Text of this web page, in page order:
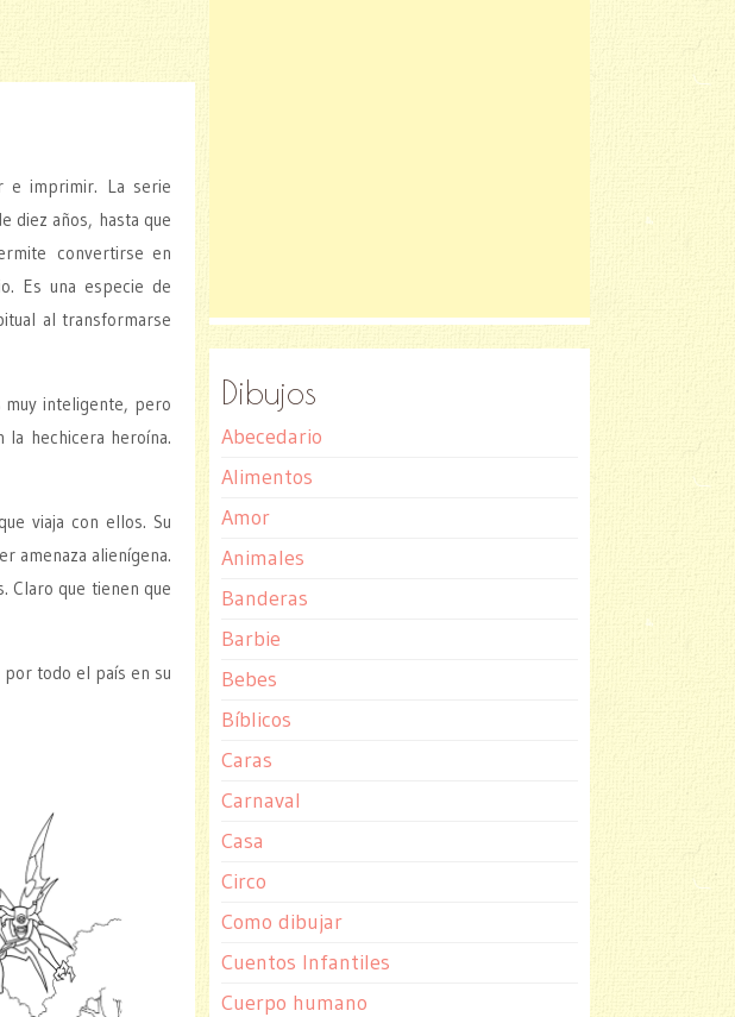
e imprimir. La serie
diez años, hasta que
convertirse en
Es una especie de
al transformarse
inteligente, pero
hechicera heroína.
viaja con ellos. Su
amenaza alienígena.
Claro que tienen que
todo el país en su
Dibujos
Abecedario
Alimentos
Amor
Animales
Banderas
Barbie
Bebes
Bíblicos
Caras
Carnaval
Casa
Circo
Como dibujar
Cuentos Infantiles
Cuerpo humano